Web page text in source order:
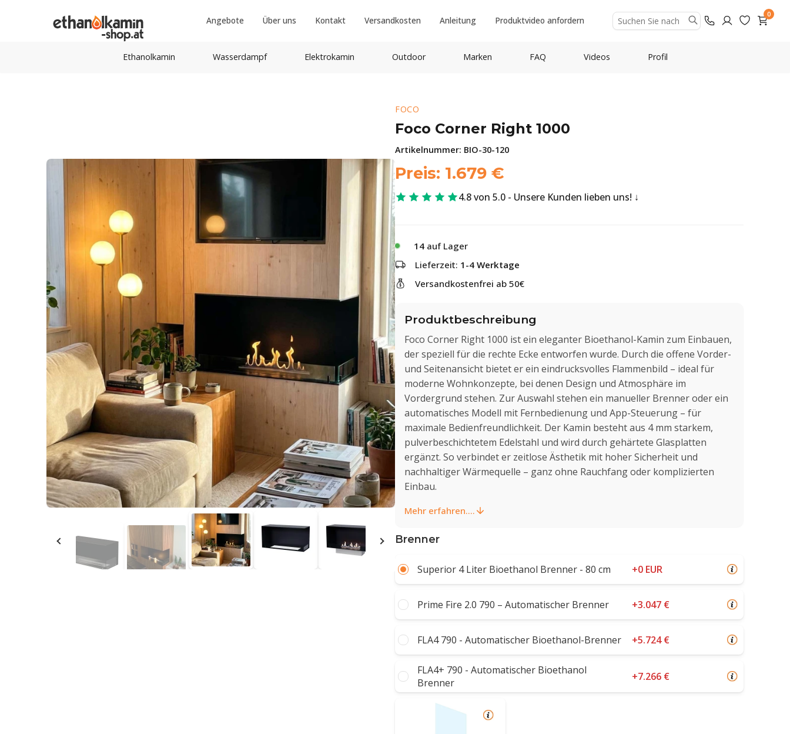
Angebote Über uns Kontakt Versandkosten Anleitung Produktvideo anfordern
0
Ethanolkamin Wasserdampf Elektrokamin Outdoor Marken FAQ Videos Profil
FOCO
Foco Corner Right 1000
Artikelnummer: BIO-30-120
Preis: 1.679 €
4.8 von 5.0 - Unsere Kunden lieben uns!
14 auf Lager
Lieferzeit: 1-4 Werktage
Versandkostenfrei ab 50€
Produktbeschreibung
Foco Corner Right 1000 ist ein eleganter Bioethanol-Kamin zum Einbauen,
der speziell für die rechte Ecke entworfen wurde. Durch die offene Vorder-
und Seitenansicht bietet er ein eindrucksvolles Flammenbild – ideal für
moderne Wohnkonzepte, bei denen Design und Atmosphäre im
Vordergrund stehen. Zur Auswahl stehen ein manueller Brenner oder ein
automatisches Modell mit Fernbedienung und App-Steuerung – für
maximale Bedienfreundlichkeit. Der Kamin besteht aus 4 mm starkem,
pulverbeschichtetem Edelstahl und wird durch gehärtete Glasplatten
ergänzt. So verbindet er zeitlose Ästhetik mit hoher Sicherheit und
nachhaltiger Wärmequelle – ganz ohne Rauchfang oder komplizierten
Einbau.
Mehr erfahren....
Brenner
Superior 4 Liter Bioethanol Brenner - 80 cm +0 EUR
Prime Fire 2.0 790 – Automatischer Brenner +3.047 €
FLA4 790 - Automatischer Bioethanol-Brenner +5.724 €
FLA4+ 790 - Automatischer Bioethanol
Brenner
+7.266 €